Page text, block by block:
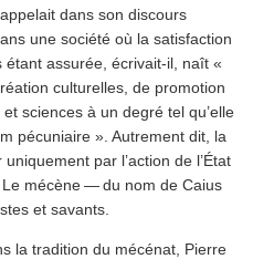
dans son discours
une société où la sat­is­fac­tion
assurée, écrivait-il, naît «
culturelles, de promotion
sciences à un degré tel qu’elle
pécuniaire ». Autrement dit, la
par l’action de l’État
Le mécène — du nom de Caius
et savants.
la tradition du mécénat, Pierre